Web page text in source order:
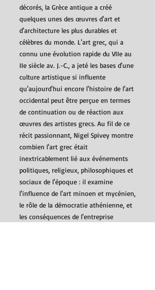
décorés, la Grèce antique a créé
quelques unes des œuvres d'art et
d'architecture les plus durables et
célèbres du monde. L'art grec, qui a
connu une évolution rapide du VIIe au
IIe siècle av. J.-C., a jeté les bases d'une
culture artistique si influente
qu'aujourd'hui encore l'histoire de l'art
occidental peut être perçue en termes
de continuation ou de réaction aux
œuvres des artistes grecs. Au fil de ce
récit passionnant, Nigel Spivey montre
combien l'art grec était
inextricablement lié aux événements
politiques, religieux, philosophiques et
sociaux de l'époque : il examine
l'influence de l'art minoen et mycénien,
le rôle de la démocratie athénienne, et
les conséquences de l'entreprise